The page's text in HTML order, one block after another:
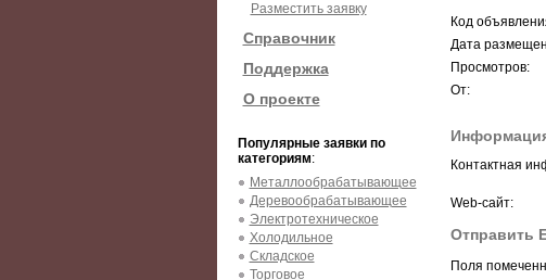
Разместить заявку
Справочник
Поддержка
О проекте
Популярные заявки по
категориям:
Металлообрабатывающее
Деревообрабатывающее
Электротехническое
Холодильное
Складское
Торговое
Код
Дата
Просмотров:
От:
Контактная
Web-сайт:
Отправить
Поля